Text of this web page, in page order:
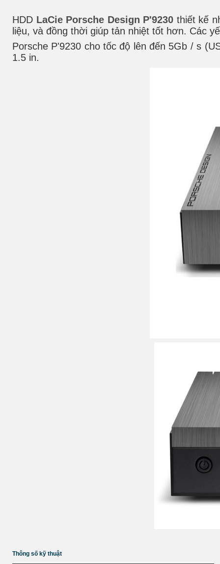
HDD LaCie Porsche Design P'9230 thiết kế
liệu, và đồng thời giúp tản nhiệt tốt hơn. Các
Porsche P'9230 cho tốc độ lên đến 5Gb / s
1.5 in.
Thông số kỹ thuật